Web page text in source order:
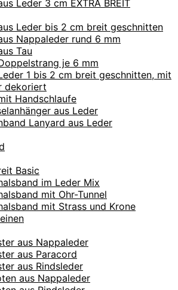
Leder 3 cm EXTRA BREIT
Leder bis 2 cm breit geschnitten
Nappaleder rund 6 mm
Tau
je 6 mm
1 bis 2 cm breit geschnitten, mit
dekoriert
Handschlaufe
aus Leder
Lanyard aus Leder
Basic
im Leder Mix
mit Ohr-Tunnel
mit Strass und Krone
aus Nappaleder
aus Paracord
aus Rindsleder
aus Nappaleder